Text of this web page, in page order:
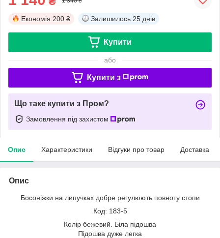
Економія 200 ₴ Залишилось 25 днів
Купити
або
Купити з
Що таке купити з Пром?
Замовлення під захистом
Опис Характеристики Відгуки про товар Доставка
Опис
Босоніжки на липучках добре регулюють повноту стопи
Код: 183-5
Колір бежевий. Біла підошва
Підошва дуже легка